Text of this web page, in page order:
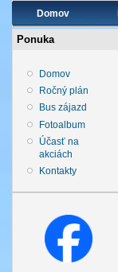
Hlavné menu
Domov
Ponuka
Domov
Ročný plán
Bus zájazd
Fotoalbum
Účasť na
akciách
Kontakty